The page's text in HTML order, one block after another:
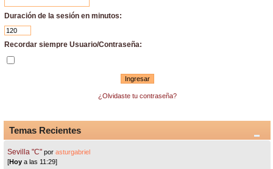
Duración de la sesión en minutos:
Recordar siempre Usuario/Contraseña:
¿Olvidaste tu contraseña?
Temas Recientes
Sevilla "C"porasturgabriel
[Hoy a las 11:29]